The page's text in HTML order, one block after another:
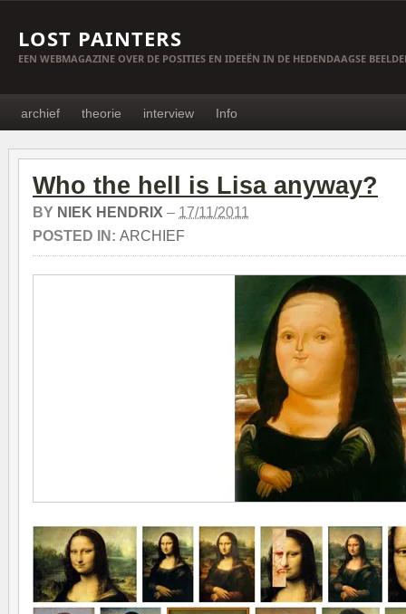
LOST PAINTERS
EEN WEBMAGAZINE OVER DE POSITIES EN IDEEËN IN DE HEDENDAAGSE
archief theorie interview Info
Who the hell is Lisa anyway?
BY NIEK HENDRIX – 17/11/2011
POSTED IN: ARCHIEF